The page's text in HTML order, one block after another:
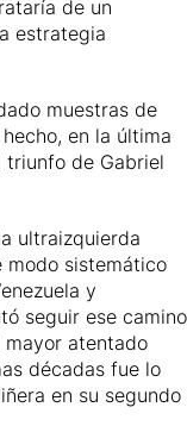
de un
estrategia
muestras de
en la última
triunfo de Gabriel
ultraizquierda
modo sistemático
y
seguir ese camino
mayor atentado
décadas fue lo
en su segundo